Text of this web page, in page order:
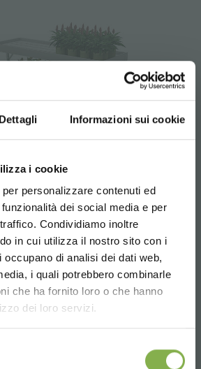
Dettagli Informazioni sui cookie
i cookie
personalizzare contenuti ed
dei social media e per
Condividiamo inoltre
in cui utilizza il nostro sito con i
di analisi dei dati web,
i quali potrebbero combinarle
che ha fornito loro o che hanno
dei loro servizi.
Gondola Set
you are in and your
better browsing experience